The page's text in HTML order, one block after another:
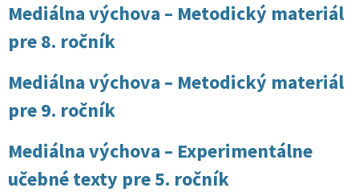
Mediálna výchova – Metodický materiál
pre 8. ročník
Mediálna výchova – Metodický materiál
pre 9. ročník
Mediálna výchova – Experimentálne
učebné texty pre 5. ročník